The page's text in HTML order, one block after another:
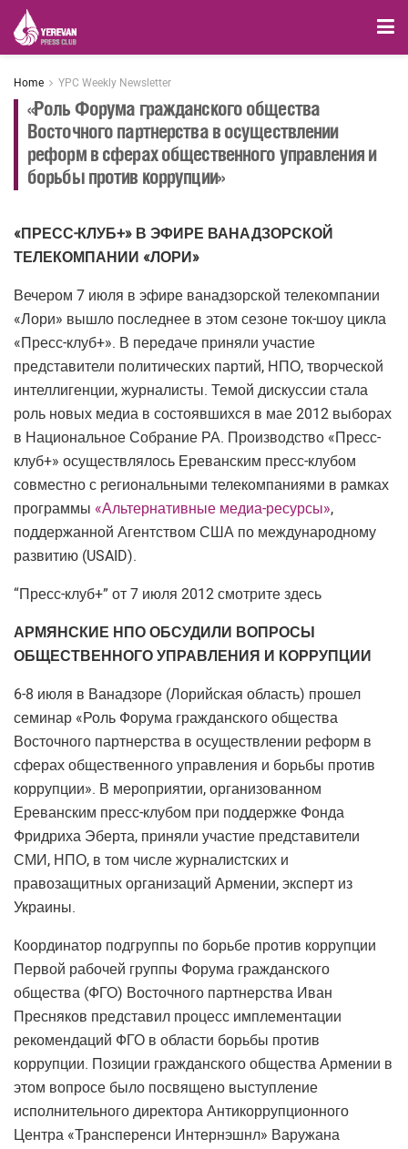
Home YPC Weekly Newsletter
«Роль Форума гражданского общества
Восточного партнерства в осуществлении
реформ в сферах общественного управления и
борьбы против коррупции»
«ПРЕСС-КЛУБ+» В ЭФИРЕ ВАНАДЗОРСКОЙ
ТЕЛЕКОМПАНИИ «ЛОРИ»
Вечером 7 июля в эфире ванадзорской телекомпании
«Лори» вышло последнее в этом сезоне ток-шоу цикла
«Пресс-клуб+». В передаче приняли участие
представители политических партий, НПО, творческой
интеллигенции, журналисты. Темой дискуссии стала
роль новых медиа в состоявшихся в мае 2012 выборах
в Национальное Собрание РА. Производство «Пресс-
клуб+» осуществлялось Ереванским пресс-клубом
совместно с региональными телекомпаниями в рамках
программы «Альтернативные медиа-ресурсы»,
поддержанной Агентством США по международному
развитию (USAID).
“Пресс-клуб+” от 7 июля 2012 смотрите здесь
АРМЯНСКИЕ НПО ОБСУДИЛИ ВОПРОСЫ
ОБЩЕСТВЕННОГО УПРАВЛЕНИЯ И КОРРУПЦИИ
6-8 июля в Ванадзоре (Лорийская область) прошел
семинар «Роль Форума гражданского общества
Восточного партнерства в осуществлении реформ в
сферах общественного управления и борьбы против
коррупции». В мероприятии, организованном
Ереванским пресс-клубом при поддержке Фонда
Фридриха Эберта, приняли участие представители
СМИ, НПО, в том числе журналистских и
правозащитных организаций Армении, эксперт из
Украины.
Координатор подгруппы по борьбе против коррупции
Первой рабочей группы Форума гражданского
общества (ФГО) Восточного партнерства Иван
Пресняков представил процесс имплементации
рекомендаций ФГО в области борьбы против
коррупции. Позиции гражданского общества Армении в
этом вопросе было посвящено выступление
исполнительного директора Антикоррупционного
Центра «Трансперенси Интернэшнл» Варужана